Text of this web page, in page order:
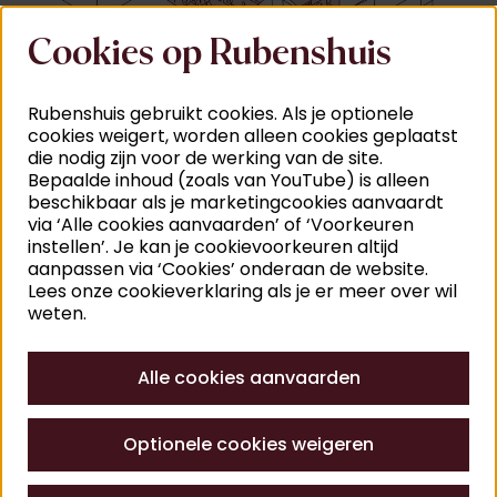
Meer weten
Ontwerpteams restauratie en
scenografie
15/01/2026 | Ontwerpbureaus
Cookies op Rubenshuis
Rubenshuis gebruikt cookies. Als je optionele
cookies weigert, worden alleen cookies geplaatst
die nodig zijn voor de werking van de site.
Bepaalde inhoud (zoals van YouTube) is alleen
beschikbaar als je marketingcookies aanvaardt
via ‘Alle cookies aanvaarden’ of ‘Voorkeuren
instellen’. Je kan je cookievoorkeuren altijd
aanpassen via ‘Cookies’ onderaan de website.
Lees onze cookieverklaring als je er meer over wil
weten.
Alle cookies aanvaarden
Optionele cookies weigeren